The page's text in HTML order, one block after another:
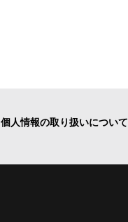
個人情報の取り扱いについて